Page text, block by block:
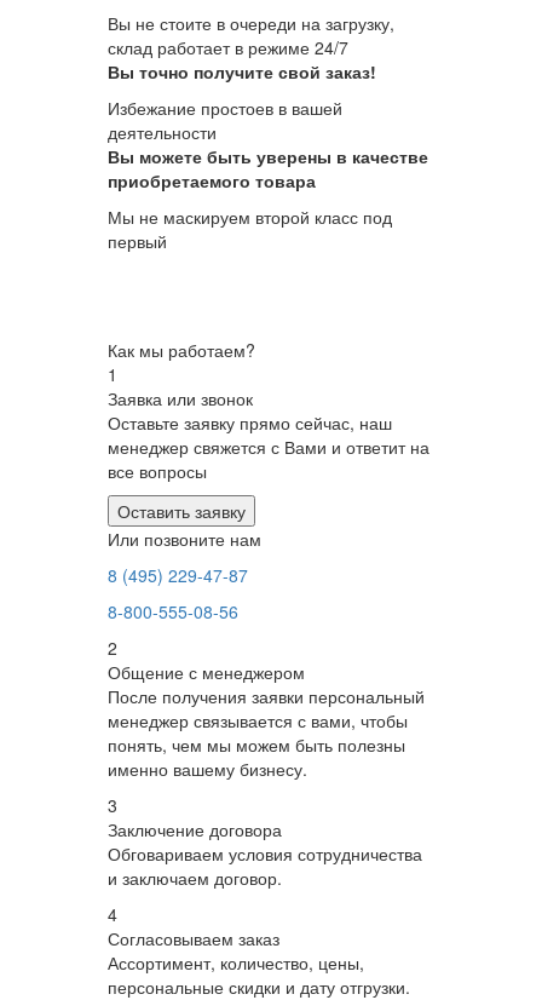
Вы не стоите в очереди на загрузку,
склад работает в режиме 24/7
Вы точно получите свой заказ!
Избежание простоев в вашей
деятельности
Вы можете быть уверены в качестве
приобретаемого товара
Мы не маскируем второй класс под
первый
Как мы работаем?
1
Заявка или звонок
Оставьте заявку прямо сейчас, наш
менеджер свяжется с Вами и ответит на
все вопросы
Оставить заявку
Или позвоните нам
8 (495) 229-47-87
8-800-555-08-56
2
Общение с менеджером
После получения заявки персональный
менеджер связывается с вами, чтобы
понять, чем мы можем быть полезны
именно вашему бизнесу.
3
Заключение договора
Обговариваем условия сотрудничества
и заключаем договор.
4
Согласовываем заказ
Ассортимент, количество, цены,
персональные скидки и дату отгрузки.